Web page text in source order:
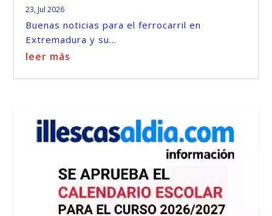
23, Jul 2026
Buenas noticias para el ferrocarril en
Extremadura y su...
leer más